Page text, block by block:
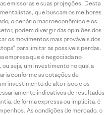
emissoras e suas projeções. Desta
que buscam os melhores
o cenário macroeconômico e os
podem divergir das opiniões dos
os movimentos mais prováveis dos
para limitar as possíveis perdas.
empresa que é negociada no
seja, um investimento no qual a
conforme as cotações de
investimento de alto risco e os
indicativos de resultados
de forma expressa ou implícita, é
As condições de mercado, o